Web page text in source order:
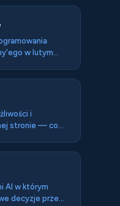
ich do
case
plaintext w bazie
w lutym
i
stronie — co
AI w którym
decyzje przed